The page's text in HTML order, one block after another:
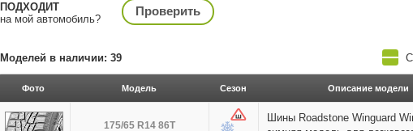
ПОДХОДИТ
на мой автомобиль?
Проверить
Моделей в наличии: 39
Фото Модель Сезон Описание модели
175/65 R14 86T
Шины Roadstone Winguard